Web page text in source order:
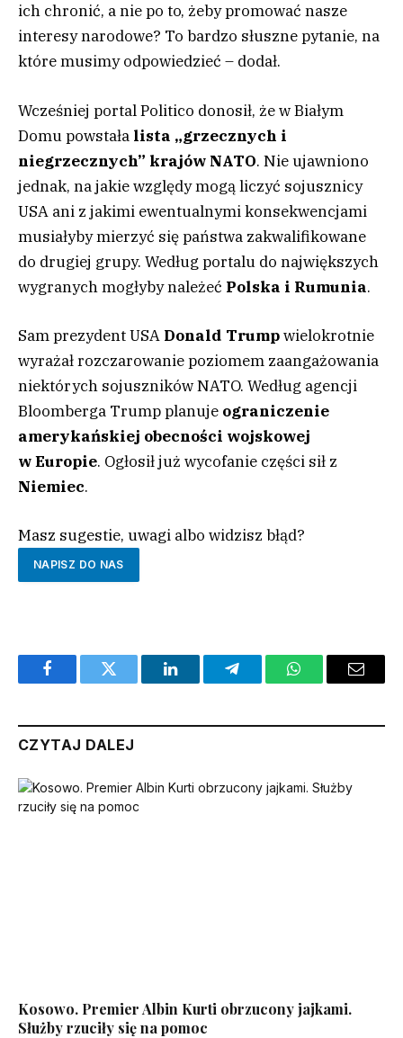
ich chronić, a nie po to, żeby promować nasze
interesy narodowe? To bardzo słuszne pytanie, na
które musimy odpowiedzieć – dodał.
Wcześniej portal Politico donosił, że w Białym
Domu powstała lista „grzecznych i
niegrzecznych” krajów NATO. Nie ujawniono
jednak, na jakie względy mogą liczyć sojusznicy
USA ani z jakimi ewentualnymi konsekwencjami
musiałyby mierzyć się państwa zakwalifikowane
do drugiej grupy. Według portalu do największych
wygranych mogłyby należeć Polska i Rumunia.
Sam prezydent USA Donald Trumpwielokrotnie
wyrażał rozczarowanie poziomem zaangażowania
niektórych sojuszników NATO. Według agencji
Bloomberga Trump planuje ograniczenie
amerykańskiej obecności wojskowej
wEuropie. Ogłosił już wycofanie części sił z
Niemiec.
Masz sugestie, uwagi albo widzisz błąd?
NAPISZ DO NAS
FacebookTwitter LinkedInTelegramWhatsAppEmail
CZYTAJ DALEJ
Kosowo. Premier Albin Kurti obrzucony jajkami.
Służby rzuciły się na pomoc